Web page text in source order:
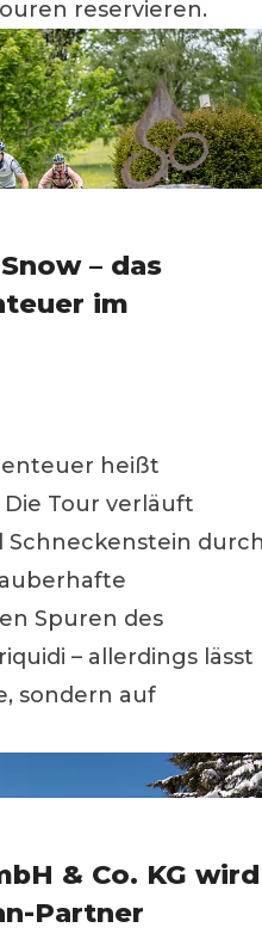
reservieren.
– das
im
heißt
Tour verläuft
Spuren des
– allerdings lässt
sondern auf
& Co. KG wird
Partner